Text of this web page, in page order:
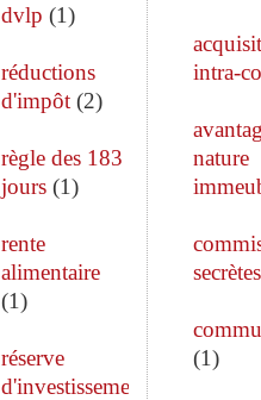
dvlp (1)
réductions
d'impôt(2)
règle des 183
jours(1)
rente
alimentaire
(1)
réserve
d'investissement
intra-
nature
secrètes
(1)